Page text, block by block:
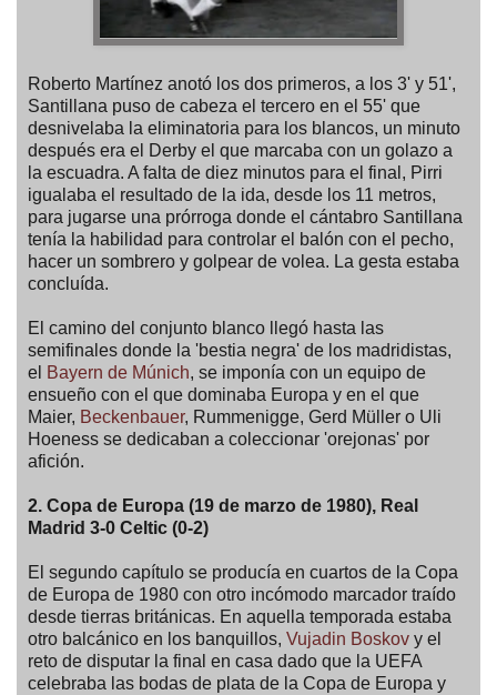
Roberto Martínez anotó los dos primeros, a los 3' y 51',
Santillana puso de cabeza el tercero en el 55' que
desnivelaba la eliminatoria para los blancos, un minuto
después era el Derby el que marcaba con un golazo a
la escuadra. A falta de diez minutos para el final, Pirri
igualaba el resultado de la ida, desde los 11 metros,
para jugarse una prórroga donde el cántabro Santillana
tenía la habilidad para controlar el balón con el pecho,
hacer un sombrero y golpear de volea. La gesta estaba
concluída.
El camino del conjunto blanco llegó hasta las
semifinales donde la 'bestia negra' de los madridistas,
el Bayern de Múnich, se imponía con un equipo de
ensueño con el que dominaba Europa y en el que
Maier, Beckenbauer, Rummenigge, Gerd Müller o Uli
Hoeness se dedicaban a coleccionar 'orejonas' por
afición.
2. Copa de Europa (19 de marzo de 1980), Real
Madrid 3-0 Celtic (0-2)
El segundo capítulo se producía en cuartos de la Copa
de Europa de 1980 con otro incómodo marcador traído
desde tierras británicas. En aquella temporada estaba
otro balcánico en los banquillos, Vujadin Boskov y el
reto de disputar la final en casa dado que la UEFA
celebraba las bodas de plata de la Copa de Europa y